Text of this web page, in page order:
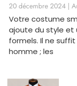
20 décembre 2024
Votre costume
ajoute du style et
formels. Il ne
homme ; les